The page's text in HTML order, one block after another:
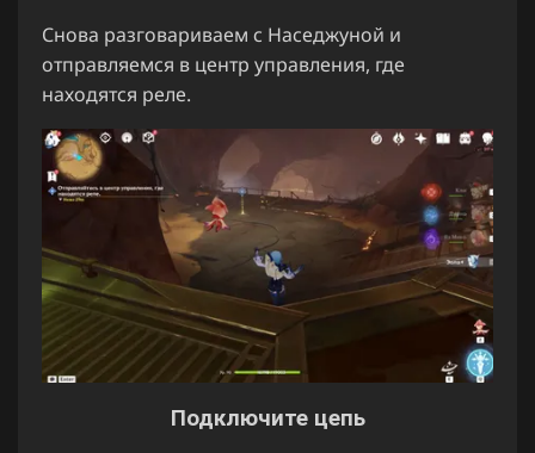
Снова разговариваем с Наседжуной и
отправляемся в центр управления, где
находятся реле.
Подключите цепь